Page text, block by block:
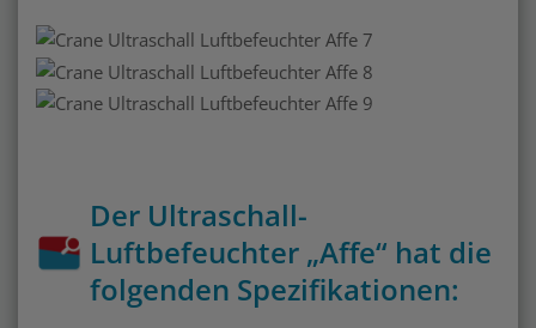
Der Ultraschall-
Luftbefeuchter „Affe“ hat die
folgenden Spezifikationen: